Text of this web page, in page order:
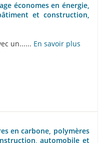
économes en énergie,
et construction,
un...... En savoir plus
en carbone, polymères
automobile et